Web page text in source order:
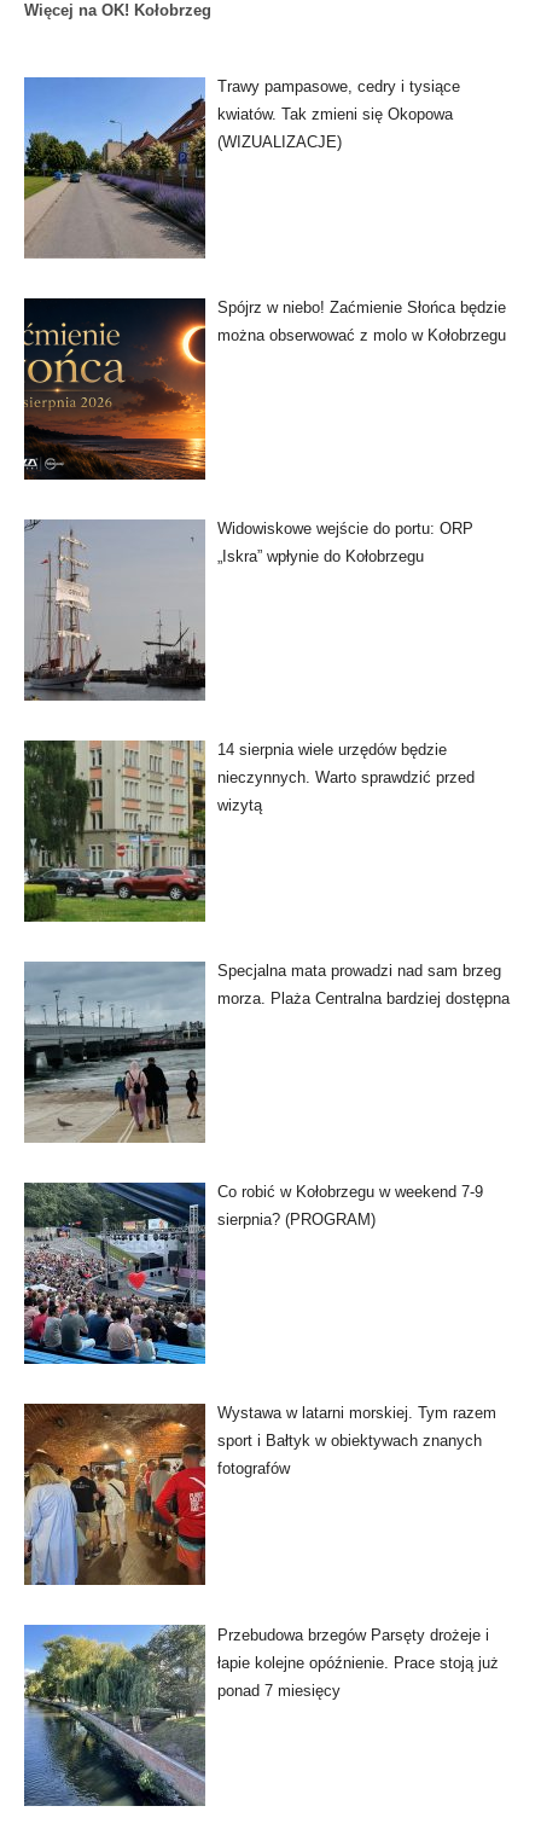
Więcej na OK! Kołobrzeg
Trawy pampasowe, cedry i tysiące
kwiatów. Tak zmieni się Okopowa
(WIZUALIZACJE)
Spójrz w niebo! Zaćmienie Słońca będzie
można obserwować z molo w Kołobrzegu
Widowiskowe wejście do portu: ORP
„Iskra” wpłynie do Kołobrzegu
14 sierpnia wiele urzędów będzie
nieczynnych. Warto sprawdzić przed
wizytą
Specjalna mata prowadzi nad sam brzeg
morza. Plaża Centralna bardziej dostępna
Co robić w Kołobrzegu w weekend 7-9
sierpnia? (PROGRAM)
Wystawa w latarni morskiej. Tym razem
sport i Bałtyk w obiektywach znanych
fotografów
Przebudowa brzegów Parsęty drożeje i
łapie kolejne opóźnienie. Prace stoją już
ponad 7 miesięcy